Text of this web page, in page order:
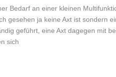
Bedarf an einer kleinen
gesehen ja keine Axt ist sondern
geführt, eine Axt dagegen mit
sich